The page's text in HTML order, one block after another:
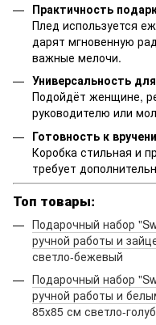
Практичность
Плед используется
дарят мгновенную
важные мелочи.
Универсальность
Подойдёт женщине,
руководителю или
Готовность к
Коробка стильная и
требует
Топ товары:
Подарочный набор
ручной работы и
светло-бежевый
Подарочный набор
ручной работы и
85х85 см светло-